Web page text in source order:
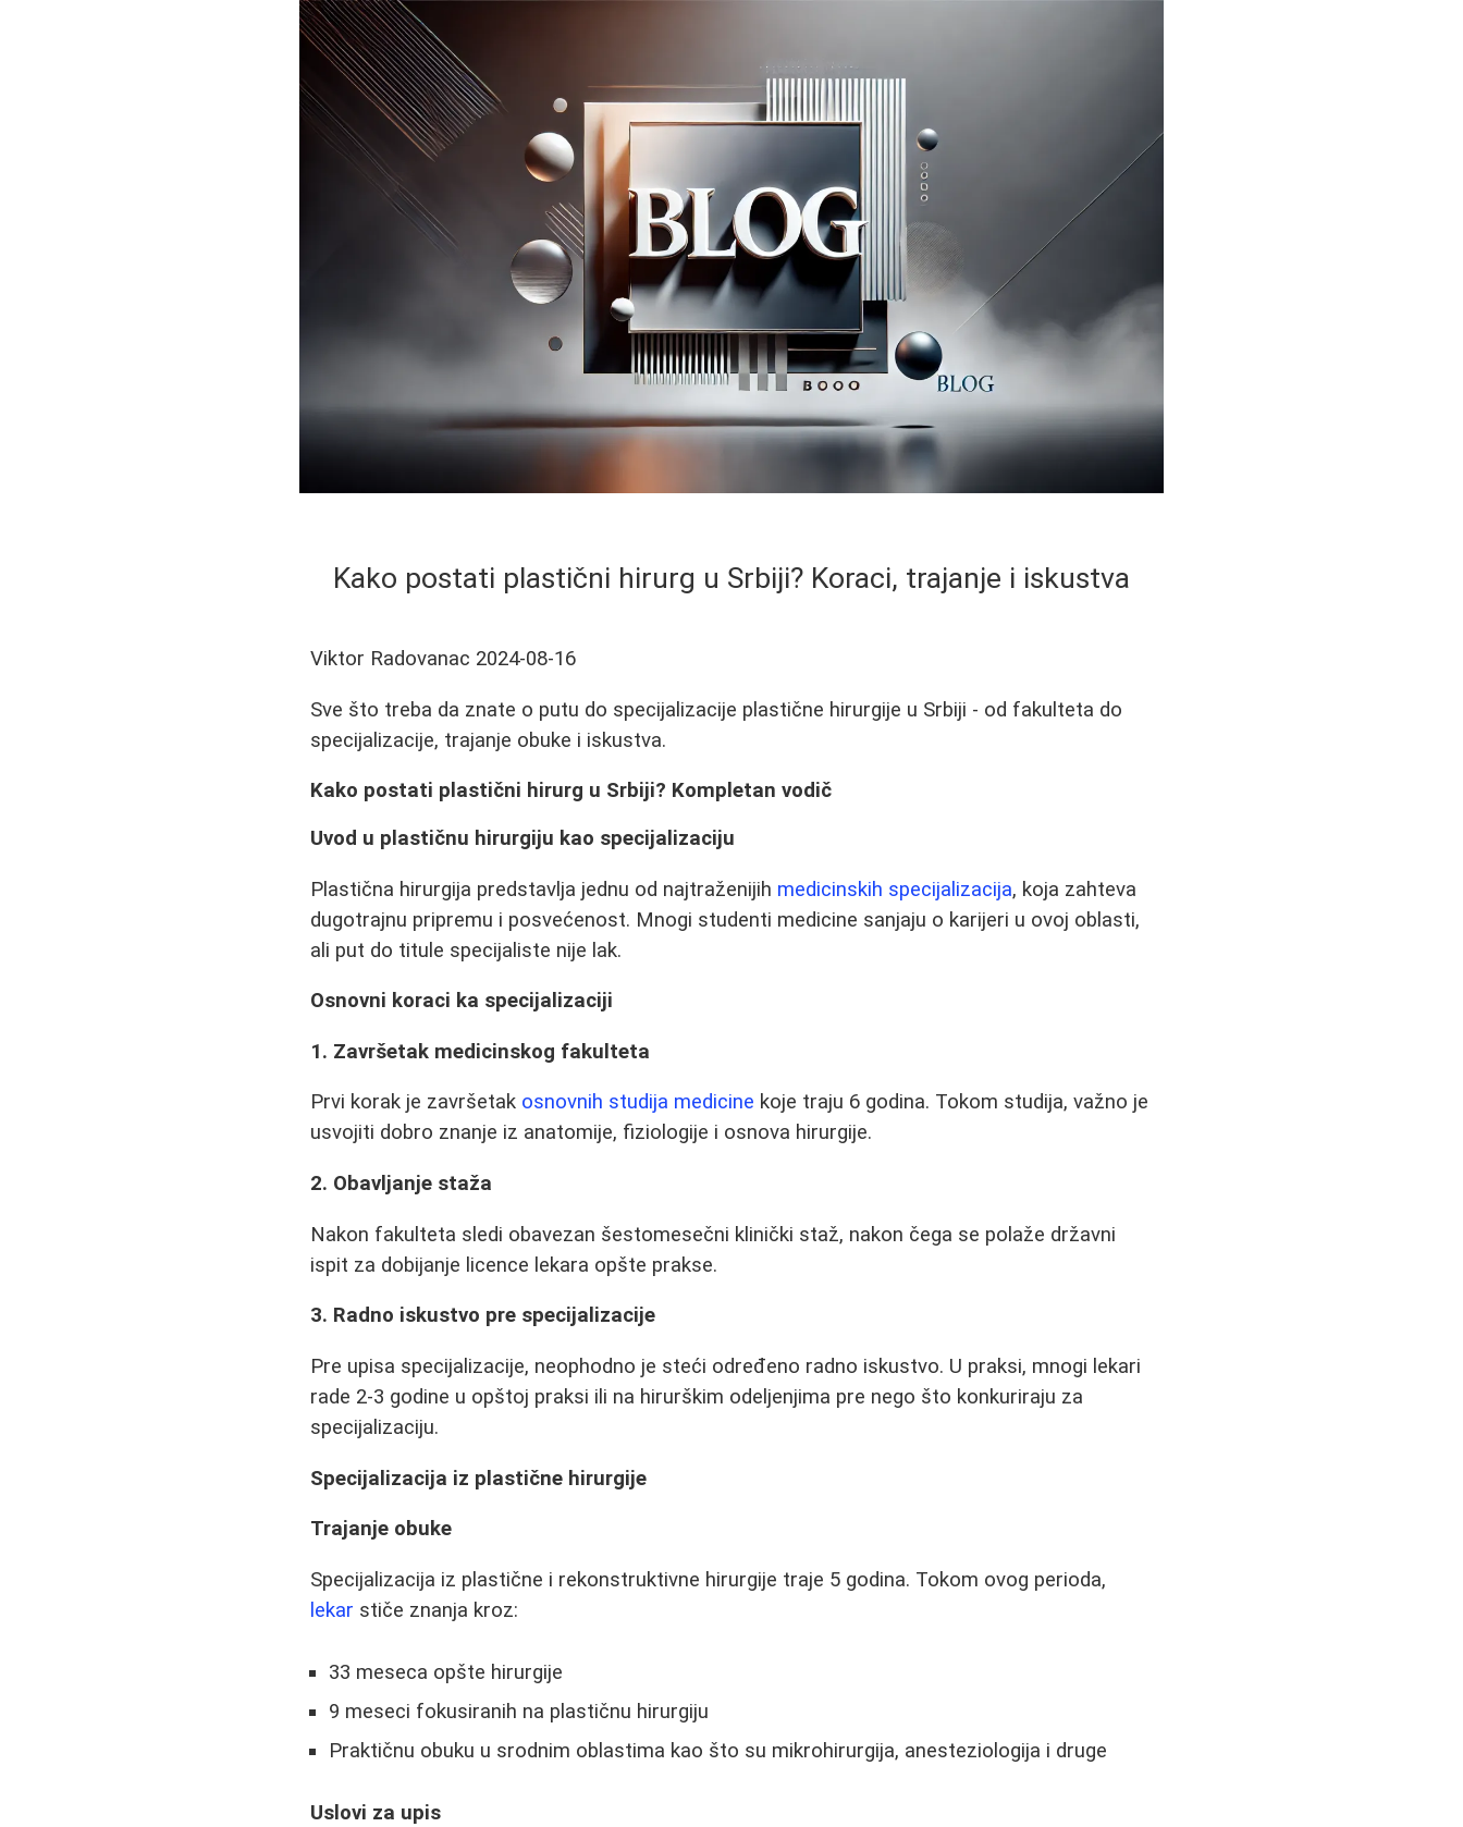
Kako postati plastični hirurg u Srbiji? Koraci, trajanje i iskustva
Viktor Radovanac 2024-08-16
Sve što treba da znate o putu do specijalizacije plastične hirurgije u Srbiji - od fakulteta do
specijalizacije, trajanje obuke i iskustva.
Kako postati plastični hirurg u Srbiji? Kompletan vodič
Uvod u plastičnu hirurgiju kao specijalizaciju
Plastična hirurgija predstavlja jednu od najtraženijih medicinskih specijalizacija, koja zahteva
dugotrajnu pripremu i posvećenost. Mnogi studenti medicine sanjaju o karijeri u ovoj oblasti,
ali put do titule specijaliste nije lak.
Osnovni koraci ka specijalizaciji
1. Završetak medicinskog fakulteta
Prvi korak je završetak osnovnih studija medicine koje traju 6 godina. Tokom studija, važno je
usvojiti dobro znanje iz anatomije, fiziologije i osnova hirurgije.
2. Obavljanje staža
Nakon fakulteta sledi obavezan šestomesečni klinički staž, nakon čega se polaže državni
ispit za dobijanje licence lekara opšte prakse.
3. Radno iskustvo pre specijalizacije
Pre upisa specijalizacije, neophodno je steći određeno radno iskustvo. U praksi, mnogi lekari
rade 2-3 godine u opštoj praksi ili na hirurškim odeljenjima pre nego što konkuriraju za
specijalizaciju.
Specijalizacija iz plastične hirurgije
Trajanje obuke
Specijalizacija iz plastične i rekonstruktivne hirurgije traje 5 godina. Tokom ovog perioda,
lekar stiče znanja kroz:
33 meseca opšte hirurgije
9 meseci fokusiranih na plastičnu hirurgiju
Praktičnu obuku u srodnim oblastima kao što su mikrohirurgija, anesteziologija i druge
Uslovi za upis